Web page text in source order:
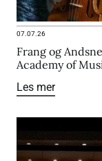
07.07.26
Frang og
Academy of
Les mer